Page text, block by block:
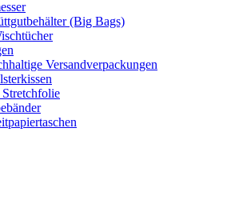
(Big Bags)
Versandverpackungen